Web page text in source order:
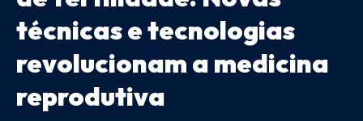
técnicas e tecnologias
revolucionam a medicina
reprodutiva